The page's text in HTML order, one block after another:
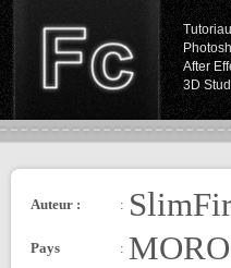
After
3D
Auteur : :
Pays :